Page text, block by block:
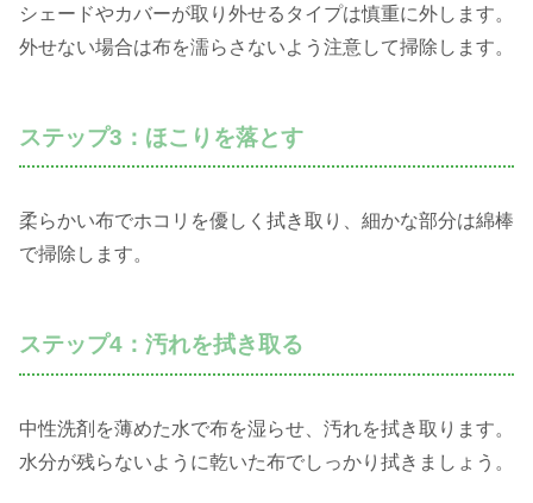
シェードやカバーが取り外せるタイプは慎重に外します。
外せない場合は布を濡らさないよう注意して掃除します。
ステップ3：ほこりを落とす
柔らかい布でホコリを優しく拭き取り、細かな部分は綿棒
で掃除します。
ステップ4：汚れを拭き取る
中性洗剤を薄めた水で布を湿らせ、汚れを拭き取ります。
水分が残らないように乾いた布でしっかり拭きましょう。